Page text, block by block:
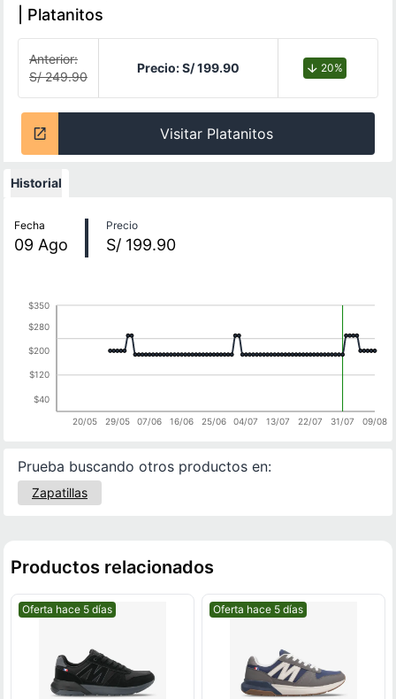
| Platanitos
Anterior:
S/ 249.90
Precio:S/ 199.90 20%
Visitar Platanitos
Historial
Fecha
09 Ago
Precio
S/ 199.90
20/05 29/05 07/06 16/06 25/06 04/07 13/07 22/07 31/07 09/08
$40
$120
$200
$280
$350
Prueba buscando otros productos en:
Zapatillas
Productos relacionados
Mejor precio.
Oferta hace 5 días Mejor precio.
Oferta hace 5 días